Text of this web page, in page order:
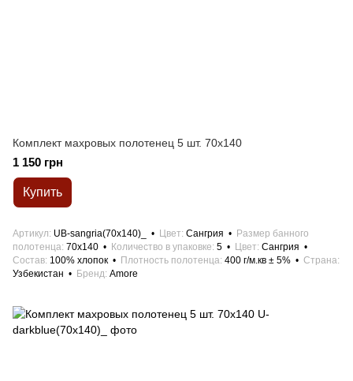
Комплект махровых полотенец 5 шт. 70x140
1 150 грн
Купить
Артикул UB-sangria(70x140)_ Цвет Сангрия
Размер банного
полотенца 70x140 Количество в упаковке 5 Цвет Сангрия
Состав 100% хлопок Плотность полотенца 400 г/м.кв ± 5%
Страна
Узбекистан
Бренд Amore